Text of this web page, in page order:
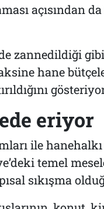
açısından
zannedildiği
hane
eriyor
ile
temel
sıkışma